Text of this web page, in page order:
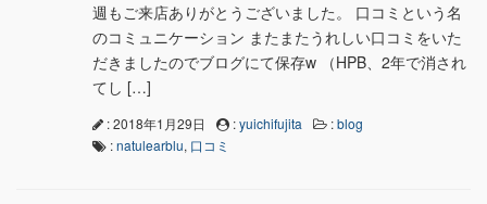
週もご来店ありがとうございました。 口コミという名
のコミュニケーション またまたうれしい口コミをいた
だきましたのでブログにて保存w （HPB、2年で消され
てし […]
: 2018年1月29日 :yuichifujita :blog
:natulearblu, 口コミ